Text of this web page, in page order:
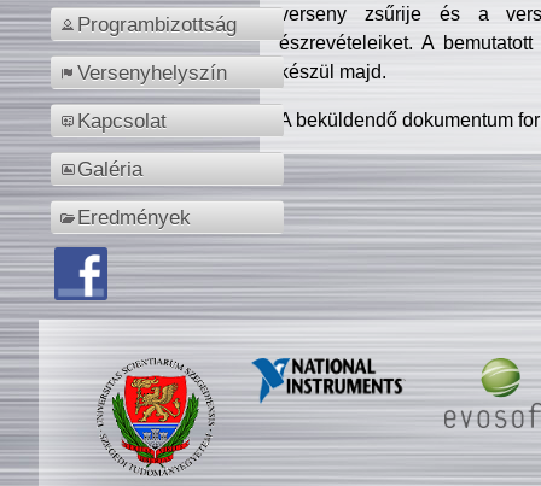
Programbizottság
Versenyhelyszín
Kapcsolat
Galéria
Eredmények
verseny zsűrije és a
észrevételeiket. A
készül majd.
A beküldendő dokumentum